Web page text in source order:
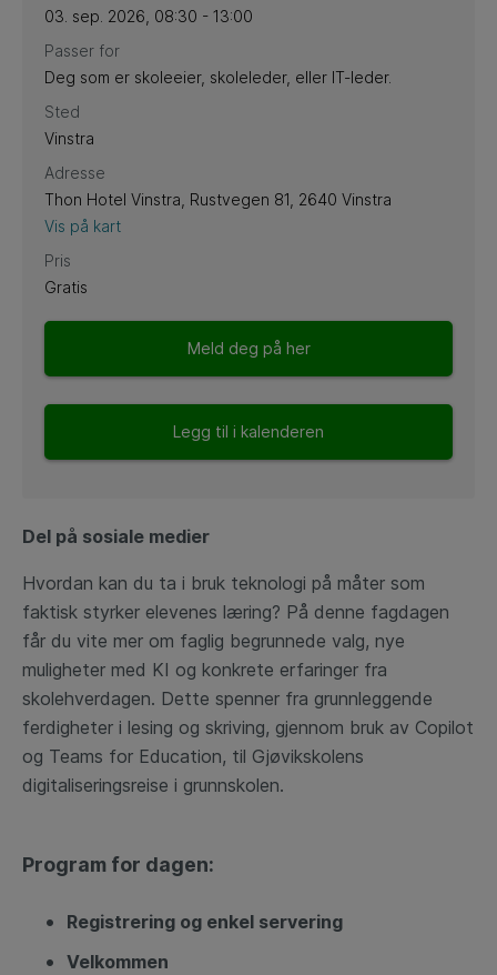
Hvordan kan du ta i bruk teknologi på måter som
faktisk styrker elevenes læring? På denne fagdagen
får du vite mer om faglig begrunnede valg, nye
muligheter med KI og konkrete erfaringer fra
skolehverdagen. Dette spenner fra grunnleggende
ferdigheter i lesing og skriving, gjennom bruk av Copilot
og Teams for Education, til Gjøvikskolens
digitaliseringsreise i grunnskolen.
Program for dagen:
Registrering og enkel servering
Velkommen
03. sep. 2026, 08:30 - 13:00
Passer for
Deg som er skoleeier, skoleleder, eller IT-leder.
Sted
Vinstra
Adresse
Thon Hotel Vinstra, Rustvegen 81, 2640 Vinstra
Vis på kart
Pris
Gratis
Meld deg på her
Legg til i kalenderen
Del på sosiale medier